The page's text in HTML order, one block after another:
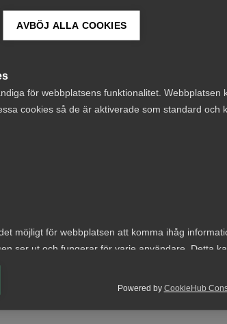
AVBÖJ ALLA COOKIES
för webbplatsens funktionalitet. Webbplatsen
cookies så de är aktiverade som standard och
möjligt för webbplatsen att komma ihåg
ser ut och fungerar för varje användare. Detta
språk eller färgschema.
oss förbättra webbplatsen genom att samla
Powered by CookieHub
inte kunde förväntas klara av
i tiden då omplacering
att erbjuda henne en
då hade behövt utvidga sin
behov hade därvid inte täckts av
skäligt att kräva att Kriminalvården
slutsats innebar att det
arbete hos sig. Utredningen hade
för Kriminalvården.
av MD hade grundat sig på
inte hade utsatts för diskriminering i
staten tillerkändes rättegångskostnader